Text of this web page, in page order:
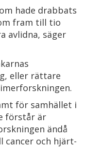
hade drabbats
fram till tio
avlidna, säger
eller rättare
för samhället i
förstår är
ändå
cancer och hjärt-